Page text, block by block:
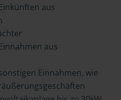
aus
aus
Einnahmen, wie